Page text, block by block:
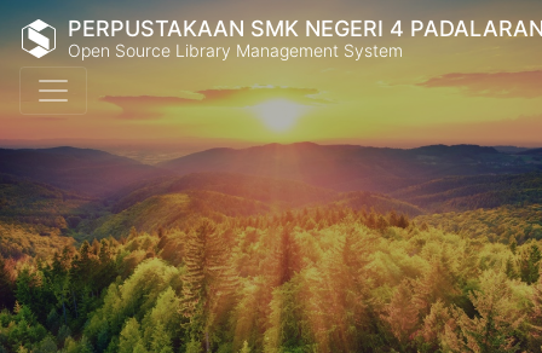
PERPUSTAKAAN SMK NEGERI 4
Open Source Library Management System